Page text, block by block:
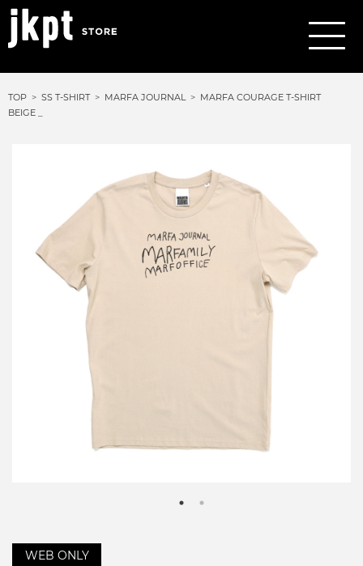
TOP SS T-SHIRT MARFA JOURNAL
MARFA COURAGE T-SHIRT
BEIGE _
WEB ONLY